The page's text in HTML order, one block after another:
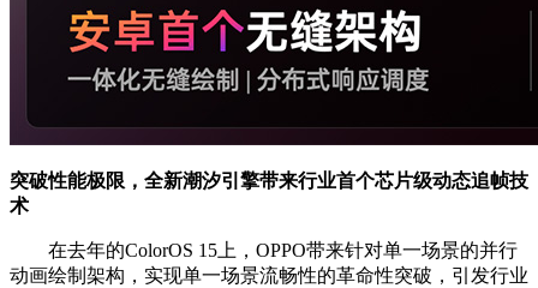
突破性能极限，全新潮汐引擎带来行业首个芯片级动态追帧技
术
在去年的ColorOS 15上，OPPO带来针对单一场景的并行
动画绘制架构，实现单一场景流畅性的革命性突破，引发行业